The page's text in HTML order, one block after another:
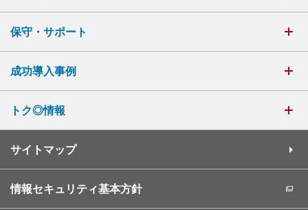
保守・サポート
成功導入事例
トク◎情報
サイトマップ
情報セキュリティ基本方針